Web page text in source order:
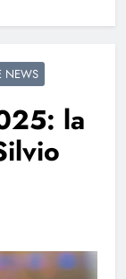
NEWS
la